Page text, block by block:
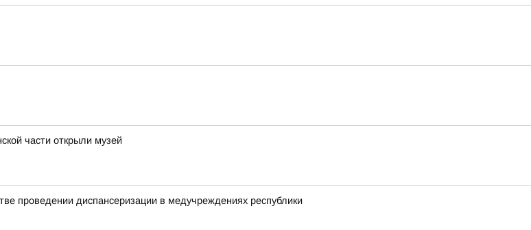
части открыли музей
проведении диспансеризации в медучреждениях республики